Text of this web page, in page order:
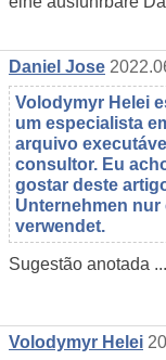
Daniel Jose
Volodymyr Helei
um especialista
arquivo
consultor. Eu
gostar deste
Unternehmen
verwendet.
Sugestão anotada
Volodymyr Helei